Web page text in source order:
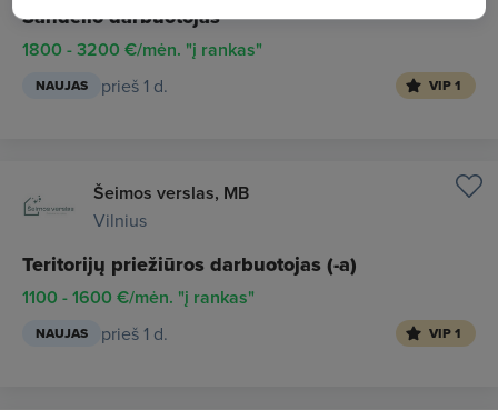
Sandėlio darbuotojas
1800 - 3200 €/mėn. "į rankas"
NAUJAS prieš 1 d. VIP 1
Šeimos verslas, MB
Vilnius
Teritorijų priežiūros darbuotojas (-a)
1100 - 1600 €/mėn. "į rankas"
NAUJAS prieš 1 d. VIP 1